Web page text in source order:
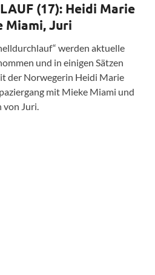
(17): Heidi Marie
Miami, Juri
werden aktuelle
und in einigen Sätzen
der Norwegerin Heidi Marie
mit Mieke Miami und
von Juri.